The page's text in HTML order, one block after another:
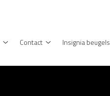
Contact
Insignia beugels